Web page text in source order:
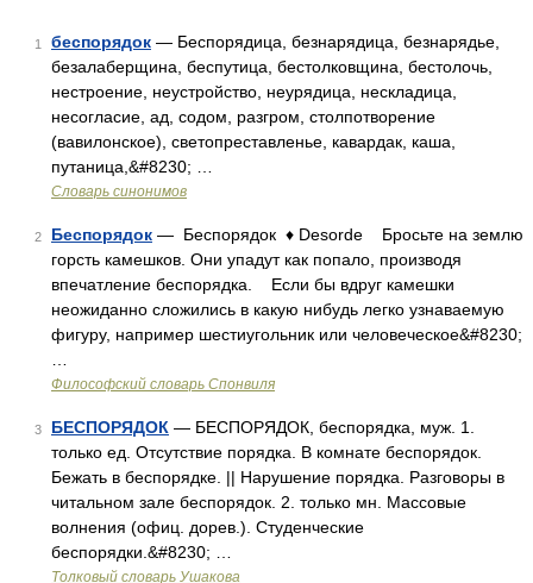
1 беспорядок — Беспорядица, безнарядица, безнарядье,
безалаберщина, беспутица, бестолковщина, бестолочь,
нестроение, неустройство, неурядица, нескладица,
несогласие, ад, содом, разгром, столпотворение
(вавилонское), светопреставленье, кавардак, каша,
путаница,&#8230; …
Словарь синонимов
2 Беспорядок — Беспорядок ♦ Desorde Бросьте на землю
горсть камешков. Они упадут как попало, производя
впечатление беспорядка. Если бы вдруг камешки
неожиданно сложились в какую нибудь легко узнаваемую
фигуру, например шестиугольник или человеческое&#8230;
Философский словарь Спонвиля
3 БЕСПОРЯДОК — БЕСПОРЯДОК, беспорядка, муж. 1.
только ед. Отсутствие порядка. В комнате беспорядок.
Бежать в беспорядке. || Нарушение порядка. Разговоры в
читальном зале беспорядок. 2. только мн. Массовые
волнения (офиц. дорев.). Студенческие
беспорядки.&#8230; …
Толковый словарь Ушакова